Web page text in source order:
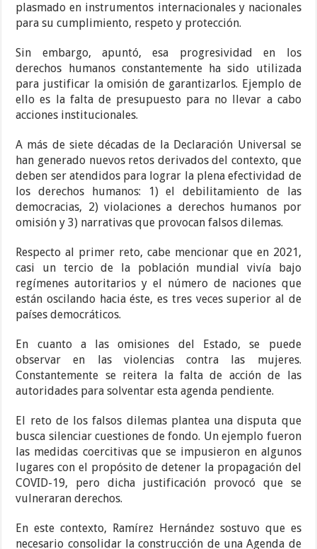
plasmado en instrumentos internacionales y nacionales
para su cumplimiento, respeto y protección.
Sin embargo, apuntó, esa progresividad en los
derechos humanos constantemente ha sido utilizada
para justificar la omisión de garantizarlos. Ejemplo de
ello es la falta de presupuesto para no llevar a cabo
acciones institucionales.
A más de siete décadas de la Declaración Universal se
han generado nuevos retos derivados del contexto, que
deben ser atendidos para lograr la plena efectividad de
los derechos humanos: 1) el debilitamiento de las
democracias, 2) violaciones a derechos humanos por
omisión y 3) narrativas que provocan falsos dilemas.
Respecto al primer reto, cabe mencionar que en 2021,
casi un tercio de la población mundial vivía bajo
regímenes autoritarios y el número de naciones que
están oscilando hacia éste, es tres veces superior al de
países democráticos.
En cuanto a las omisiones del Estado, se puede
observar en las violencias contra las mujeres.
Constantemente se reitera la falta de acción de las
autoridades para solventar esta agenda pendiente.
El reto de los falsos dilemas plantea una disputa que
busca silenciar cuestiones de fondo. Un ejemplo fueron
las medidas coercitivas que se impusieron en algunos
lugares con el propósito de detener la propagación del
COVID-19, pero dicha justificación provocó que se
vulneraran derechos.
En este contexto, Ramírez Hernández sostuvo que es
necesario consolidar la construcción de una Agenda de